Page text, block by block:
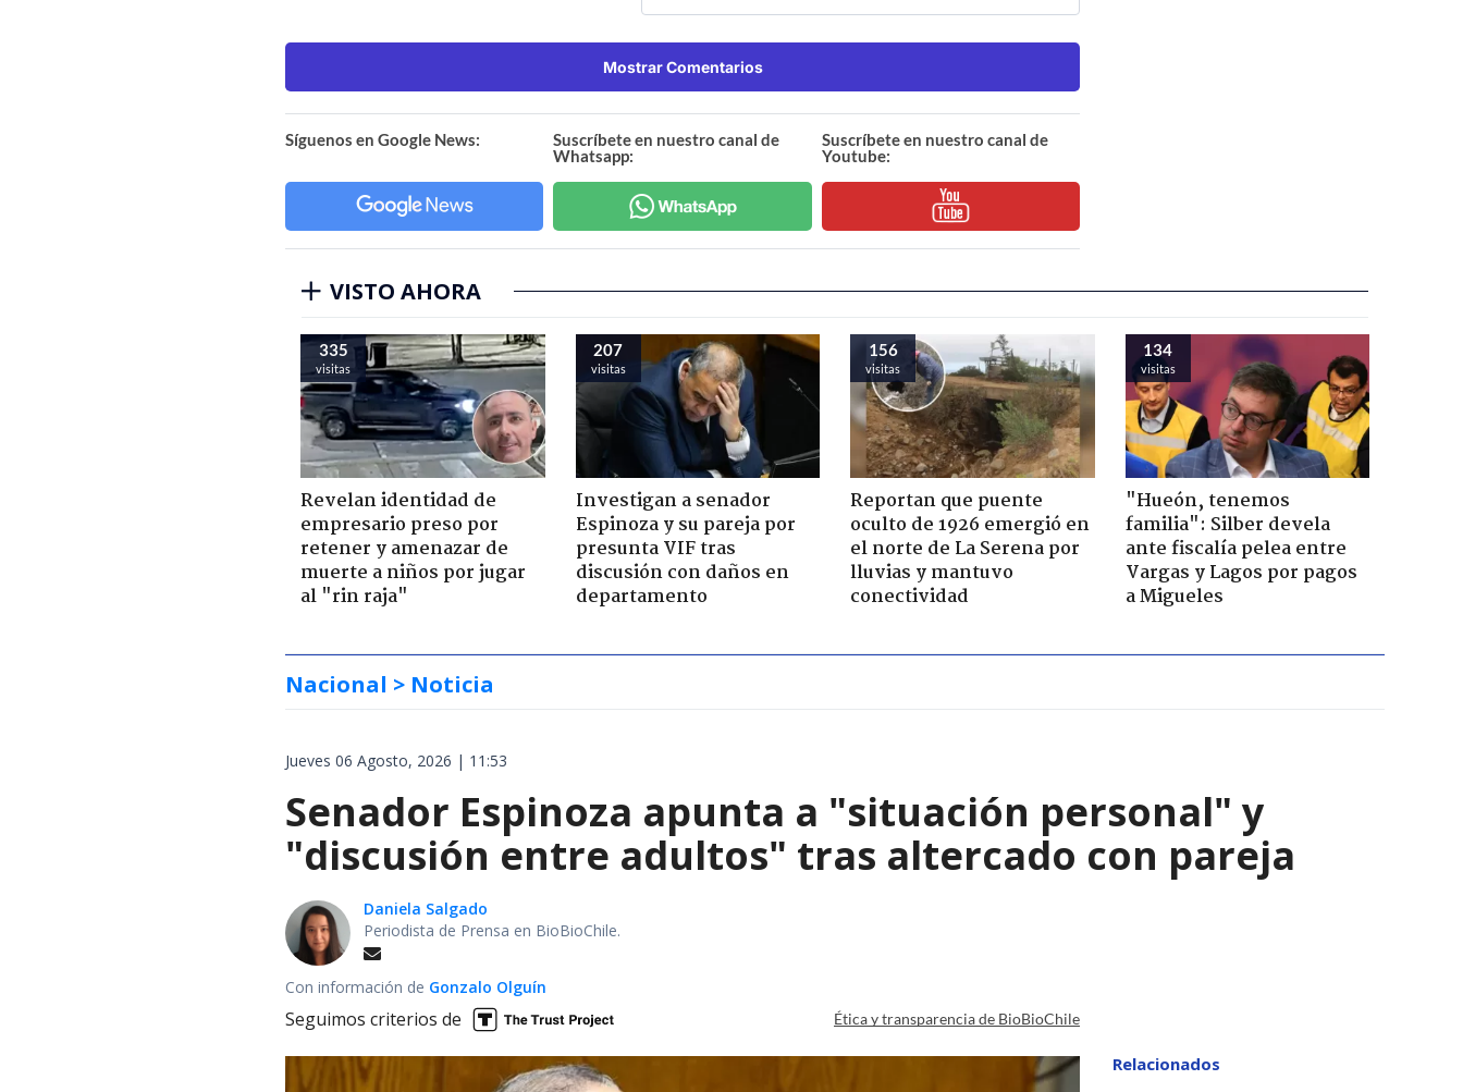
Mostrar Comentarios
Síguenos en Google News:
Suscríbete en nuestro canal de
Whatsapp:
Suscríbete en nuestro canal de
Youtube:
VISTO AHORA
335
visitas
Revelan identidad de
empresario preso por
retener y amenazar de
muerte a niños por jugar
al "rin raja"
207
visitas
Investigan a senador
Espinoza y su pareja por
presunta VIF tras
discusión con daños en
departamento
156
visitas
Reportan que puente
oculto de 1926 emergió en
el norte de La Serena por
lluvias y mantuvo
conectividad
134
visitas
"Hueón, tenemos
familia": Silber devela
ante fiscalía pelea entre
Vargas y Lagos por pagos
a Migueles
Nacional > Noticia
Jueves 06 Agosto, 2026 | 11:53
Senador Espinoza apunta a "situación personal" y
"discusión entre adultos" tras altercado con pareja
Daniela Salgado
Periodista de Prensa en BioBioChile.
Con información de Gonzalo Olguín
Seguimos criterios de Ética y transparencia de BioBioChile
Relacionados